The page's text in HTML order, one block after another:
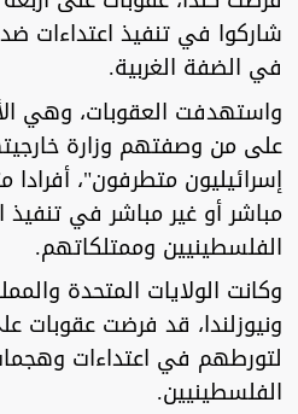
شاركوا في تنفيذ اعتداءات
في الضفة الغربية.
واستهدفت العقوبات، وهي
على من وصفتهم وزارة
إسرائيليون متطرفون"،
مباشر أو غير مباشر في تنفيذ
الفلسطينيين وممتلكاتهم.
وكانت الولايات المتحدة
ونيوزلندا، قد فرضت عقوبات
لتورطهم في اعتداءات
الفلسطينيين.